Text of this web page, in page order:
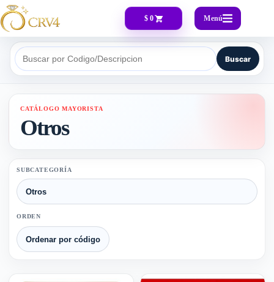
$ 0 Menú
Buscar por Codigo/Descripcion Buscar
CATÁLOGO MAYORISTA
Otros
SUBCATEGORÍA
ORDEN